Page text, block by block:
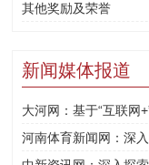
其他奖励及荣誉
新闻媒体报道